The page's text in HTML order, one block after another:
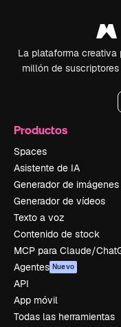
La plataforma creativa
millón de
Productos
Spaces
Asistente de IA
Generador de imágenes
Generador de vídeos
Texto a voz
Contenido de stock
MCP para Claude/
Agentes Nuevo
API
App móvil
Todas las herramientas